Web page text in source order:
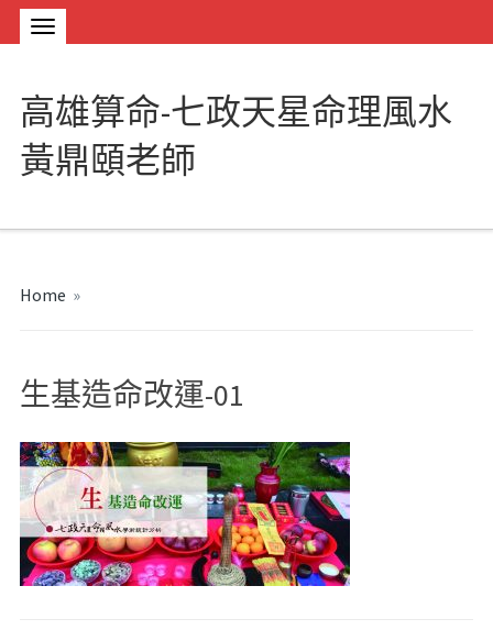
高雄算命-七政天星命理風水
黃鼎頤老師
Home »
生基造命改運-01